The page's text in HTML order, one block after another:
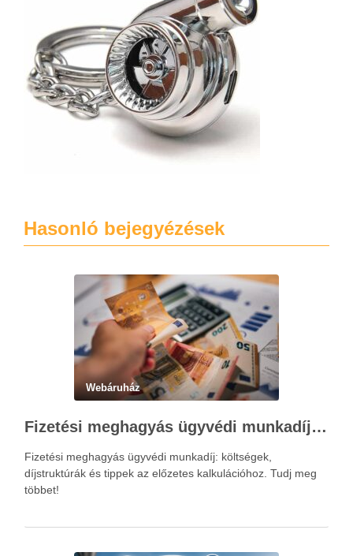
Hasonló bejegyézések
Webáruház
Fizetési meghagyás ügyvédi munkadíja: teljes költségvetési útmutató
Fizetési meghagyás ügyvédi munkadíj: költségek,
díjstruktúrák és tippek az előzetes kalkulációhoz. Tudj meg
többet!